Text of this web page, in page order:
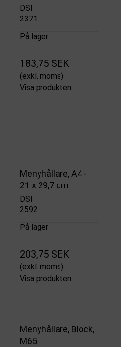
DSI
2371
På lager
183,75 SEK
(exkl. moms)
Visa produkten
Menyhållare, A4 -
21 x 29,7 cm
DSI
2592
På lager
203,75 SEK
(exkl. moms)
Visa produkten
Menyhållare, Block,
M65